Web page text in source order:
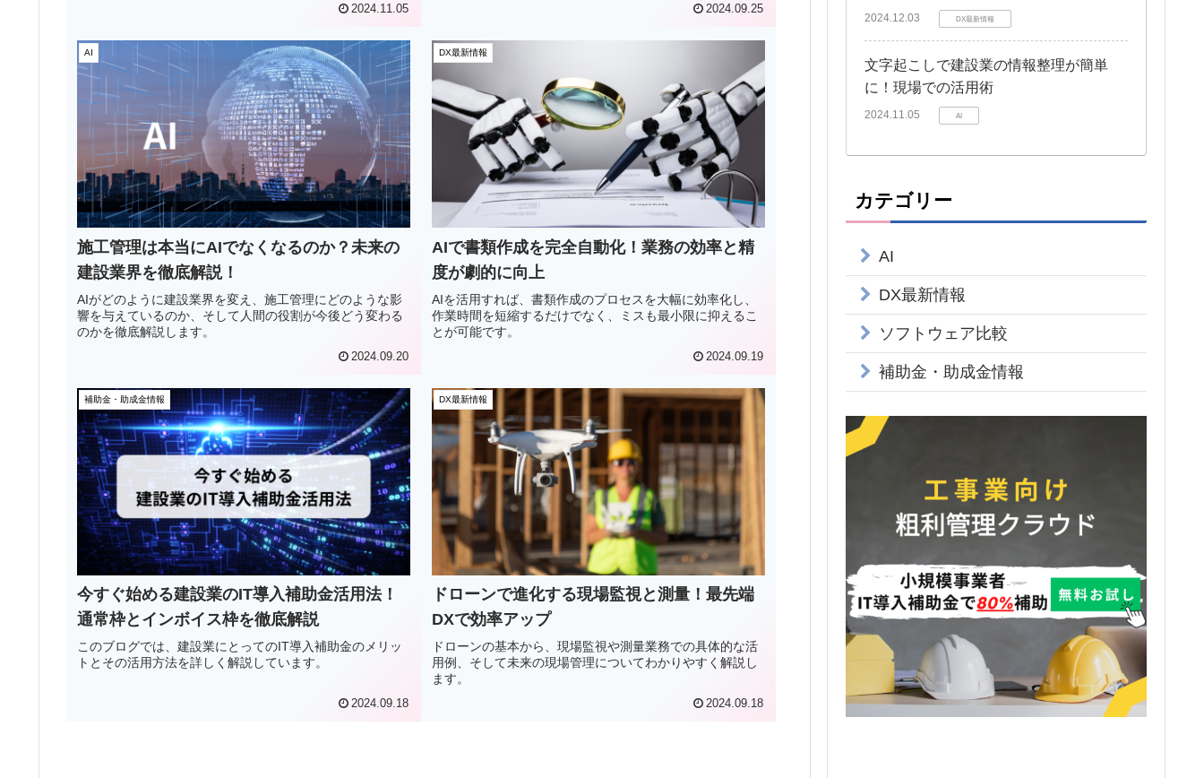
2024.11.05 2024.09.25
AI
施工管理は本当にAIでなくなるのか？未来の
建設業界を徹底解説！
AIがどのように建設業界を変え、施工管理にどのような影
響を与えているのか、そして人間の役割が今後どう変わる
のかを徹底解説します。
2024.09.20
DX最新情報
AIで書類作成を完全自動化！業務の効率と精
度が劇的に向上
AIを活用すれば、書類作成のプロセスを大幅に効率化し、
作業時間を短縮するだけでなく、ミスも最小限に抑えるこ
とが可能です。
2024.09.19
補助金・助成金情報
今すぐ始める建設業のIT導入補助金活用法！
通常枠とインボイス枠を徹底解説
このブログでは、建設業にとってのIT導入補助金のメリッ
トとその活用方法を詳しく解説しています。
2024.09.18
DX最新情報
ドローンで進化する現場監視と測量！最先端
DXで効率アップ
ドローンの基本から、現場監視や測量業務での具体的な活
用例、そして未来の現場管理についてわかりやすく解説し
ます。
2024.09.18
2024.12.03 DX最新情報
文字起こしで建設業の情報整理が簡単
に！現場での活用術
2024.11.05 AI
カテゴリー
AI
DX最新情報
ソフトウェア比較
補助金・助成金情報